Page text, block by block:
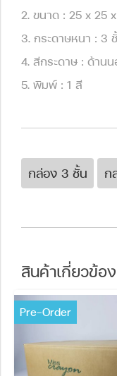
2. ขนาด : 25 x 25
3. กระดาษหนา : 3
4. สีกระดาษ : ด้านน
5. พิมพ์ : 1 สี
กล่อง 3 ชั้น ก
สินค้าเกี่ยวข้อง
Pre-Order